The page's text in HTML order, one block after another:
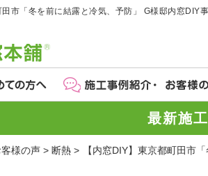
市「冬を前に結露と冷気、予防」 G様邸内窓DIY
最新施
様の声 断熱 【内窓DIY】東京都町田市